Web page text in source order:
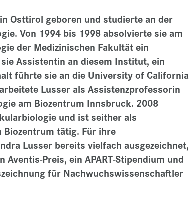
Osttirol geboren und studierte an der
Von 1994 bis 1998 absolvierte sie am
der Medizinischen Fakultät ein
Assistentin an diesem Institut, ein
führte sie an die University of California
Lusser als Assistenzprofessorin
am Biozentrum Innsbruck. 2008
und ist seither als
tätig. Für ihre
Lusser bereits vielfach ausgezeichnet,
Preis, ein APART-Stipendium und
für Nachwuchswissenschaftler